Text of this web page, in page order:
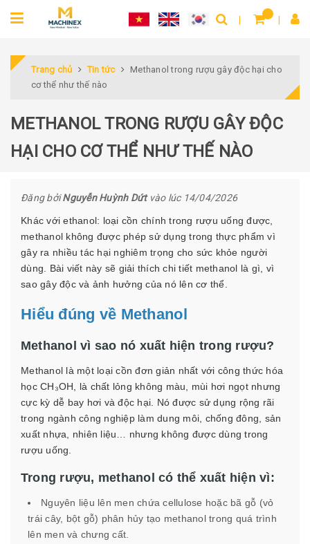
Trang chủ Tin tức
Methanol trong rượu gây độc hại cho
cơ thể như thế nào
METHANOL TRONG RƯỢU GÂY ĐỘC
HẠI CHO CƠ THỂ NHƯ THẾ NÀO
Đăng bởiNguyễn Huỳnh Dứtvào lúc 14/04/2026
Khác với ethanol: loại cồn chính trong rượu uống được,
methanol không được phép sử dụng trong thực phẩm vì
gây ra nhiều tác hại nghiêm trọng cho sức khỏe người
dùng. Bài viết này sẽ giải thích chi tiết methanol là gì, vì
sao gây độc và ảnh hưởng của nó lên cơ thể.
Hiểu đúng về Methanol
Methanol vì sao nó xuất hiện trong rượu?
Methanol là một loại cồn đơn giản nhất với công thức hóa
học CH₃OH, là chất lỏng không màu, mùi hơi ngọt nhưng
cực kỳ dễ bay hơi và độc hại. Nó được sử dụng rộng rãi
trong ngành công nghiệp làm dung môi, chống đông, sản
xuất nhựa, nhiên liệu… nhưng không được dùng trong
rượu uống.
Trong rượu, methanol có thể xuất hiện vì:
Nguyên liệu lên men chứa cellulose hoặc bã gỗ (vỏ
trái cây, bột gỗ) phân hủy tạo methanol trong quá trình
lên men và chưng cất.